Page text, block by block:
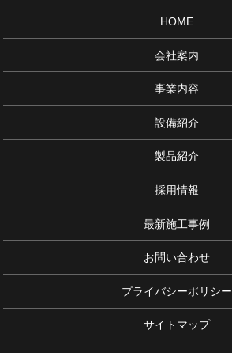
HOME
会社案内
事業内容
設備紹介
製品紹介
採用情報
最新施工事例
お問い合わせ
プライバシーポリシー
サイトマップ